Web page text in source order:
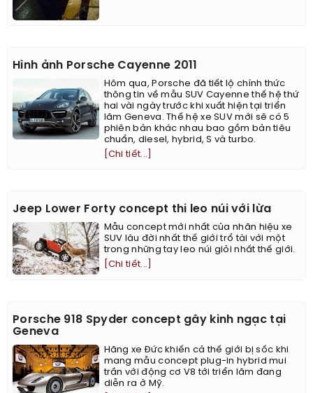
Hình ảnh Porsche Cayenne 2011
Hôm qua, Porsche đã tiết lộ chính thức
thông tin về mẫu SUV Cayenne thế hệ thứ
hai vài ngày trước khi xuất hiện tại triển
lãm Geneva. Thế hệ xe SUV mới sẽ có 5
phiên bản khác nhau bao gồm bản tiêu
chuẩn, diesel, hybrid, S và turbo.
[Chi tiết...]
Jeep Lower Forty concept thi leo núi với lừa
Mẫu concept mới nhất của nhãn hiệu xe
SUV lâu đời nhất thế giới trổ tài với một
trong những tay leo núi giỏi nhất thế giới.
[Chi tiết...]
Porsche 918 Spyder concept gây kinh ngạc tại
Geneva
Hãng xe Đức khiến cả thế giới bị sốc khi
mang mẫu concept plug-in hybrid mui
trần với động cơ V8 tới triển lãm đang
diễn ra ở Mỹ.